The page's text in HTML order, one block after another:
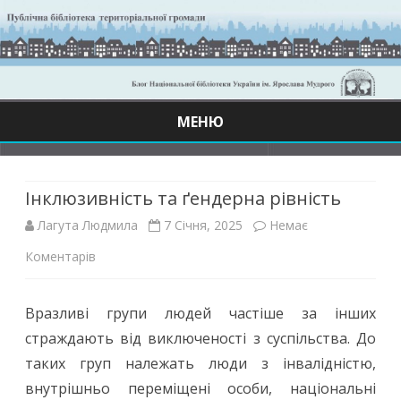
МЕНЮ
Інклюзивність та ґендерна рівність
Лагута Людмила 7 Січня, 2025
Немає
Коментарів
та
ґендерна
Вразливі групи людей частіше за інших
страждають від виключеності з суспільства. До
таких груп належать люди з інвалідністю,
внутрішньо переміщені особи, національні